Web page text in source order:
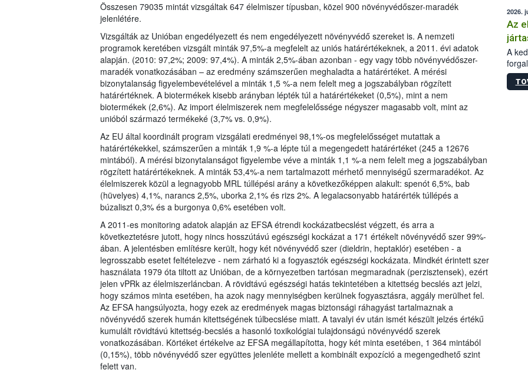
Összesen 79035 mintát vizsgáltak 647 élelmiszer típusban, közel 900 növényvédőszer-maradék
jelenlétére.
Vizsgálták az Unióban engedélyezett és nem engedélyezett növényvédő szereket is. A nemzeti
programok keretében vizsgált minták 97,5%-a megfelelt az uniós határértékeknek, a 2011. évi adatok
alapján. (2010: 97,2%; 2009: 97,4%). A minták 2,5%-ában azonban - egy vagy több növényvédőszer-
maradék vonatkozásában – az eredmény számszerűen meghaladta a határértéket. A mérési
bizonytalanság figyelembevételével a minták 1,5 %-a nem felelt meg a jogszabályban rögzített
határértéknek. A biotermékek kisebb arányban lépték túl a határértékeket (0,5%), mint a nem
biotermékek (2,6%). Az import élelmiszerek nem megfelelőssége négyszer magasabb volt, mint az
unióból származó termékeké (3,7% vs. 0,9%).
Az EU által koordinált program vizsgálati eredményei 98,1%-os megfelelősséget mutattak a
határértékekkel, számszerűen a minták 1,9 %-a lépte túl a megengedett határértéket (245 a 12676
mintából). A mérési bizonytalanságot figyelembe véve a minták 1,1 %-a nem felelt meg a jogszabályban
rögzített határértékeknek. A minták 53,4%-a nem tartalmazott mérhető mennyiségű szermaradékot. Az
élelmiszerek közül a legnagyobb MRL túllépési arány a következőképpen alakult: spenót 6,5%, bab
(hüvelyes) 4,1%, narancs 2,5%, uborka 2,1% és rizs 2%. A legalacsonyabb határérték túllépés a
búzaliszt 0,3% és a burgonya 0,6% esetében volt.
A 2011-es monitoring adatok alapján az EFSA étrendi kockázatbecslést végzett, és arra a
következtetésre jutott, hogy nincs hosszútávú egészségi kockázat a 171 értékelt növényvédő szer 99%-
ában. A jelentésben említésre került, hogy két növényvédő szer (dieldrin, heptaklór) esetében - a
legrosszabb esetet feltételezve - nem zárható ki a fogyasztók egészségi kockázata. Mindkét érintett szer
használata 1979 óta tiltott az Unióban, de a környezetben tartósan megmaradnak (perzisztensek), ezért
jelen vPRk az élelmiszerláncban. A rövidtávú egészségi hatás tekintetében a kitettség becslés azt jelzi,
hogy számos minta esetében, ha azok nagy mennyiségben kerülnek fogyasztásra, aggály merülhet fel.
Az EFSA hangsúlyozta, hogy ezek az eredmények magas biztonsági ráhagyást tartalmaznak a
növényvédő szerek humán kitettségének túlbecslése miatt. A tavalyi év után ismét készült jelzés értékű
kumulált rövidtávú kitettség-becslés a hasonló toxikológiai tulajdonságú növényvédő szerek
vonatkozásában. Körtéket értékelve az EFSA megállapította, hogy két minta esetében, 1 364 mintából
(0,15%), több növényvédő szer együttes jelenléte mellett a kombinált expozíció a megengedhető szint
felett van.
2026.
Az
A